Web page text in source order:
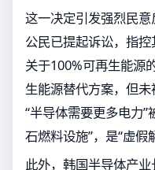
这一决定引发强烈民
公民已提起诉讼，指
关于100%可再生能源
生能源替代方案，但未
“半导体需要更多电力
石燃料设施”，是“虚假
此外，韩国半导体产业